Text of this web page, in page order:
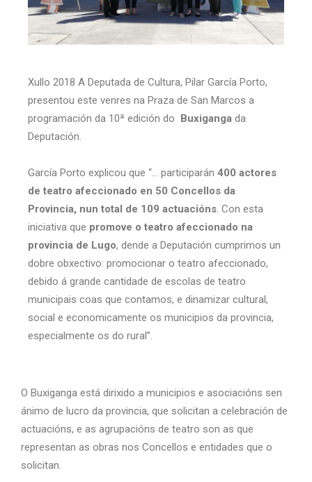
Xullo 2018 A Deputada de Cultura, Pilar García Porto,
presentou este venres na Praza de San Marcos a
programación da 10ª edición do Buxiganga da
Deputación.
García Porto explicou que “… participarán 400 actores
de teatro afeccionado en 50 Concellos da
Provincia, nun total de 109 actuacións. Con esta
iniciativa que promove o teatro afeccionado na
provincia de Lugo, dende a Deputación cumprimos un
dobre obxectivo: promocionar o teatro afeccionado,
debido á grande cantidade de escolas de teatro
municipais coas que contamos, e dinamizar cultural,
social e economicamente os municipios da provincia,
especialmente os do rural”.
O Buxiganga está dirixido a municipios e asociacións sen
ánimo de lucro da provincia, que solicitan a celebración de
actuacións, e as agrupacións de teatro son as que
representan as obras nos Concellos e entidades que o
solicitan.